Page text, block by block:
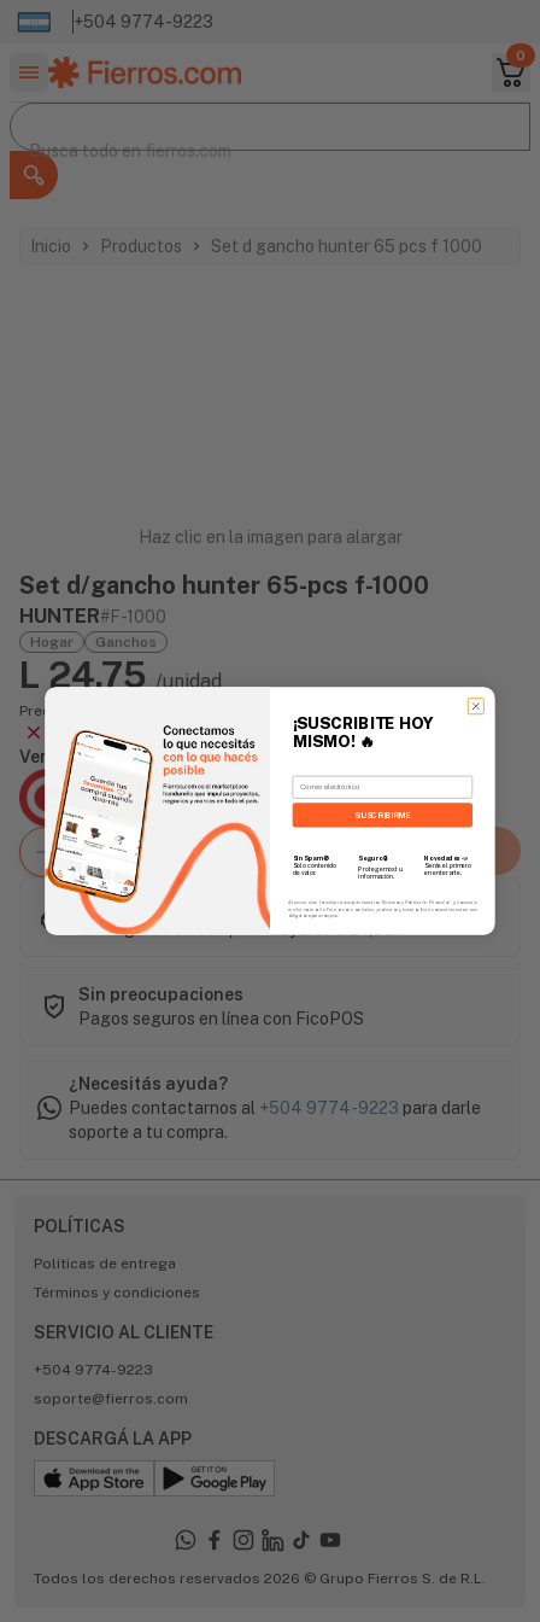
+504 9774-9223
0
Buscar productos
Busca todo en
Busca todo enfierros.com
Inicio Productos Set d gancho hunter 65 pcs f 1000
Haz clic en la imagen para alargar
Set d/gancho hunter 65-pcs f-1000
HUNTER#F-1000
Hogar Ganchos
L 24.75 /unidad
Precio incluye impuesto sobre ventas
Agotado
Vendido Por:
Agencia Global
2 días - Tiempo de Entrega Promedio
Agregar al carrito
Este artículo es popular
Envío gratis en compras mayores a L 1,500
Sin preocupaciones
Pagos seguros en línea con FicoPOS
¿Necesitás ayuda?
Puedes contactarnos al +504 9774-9223 para darle
soporte a tu compra.
POLÍTICAS
Políticas de entrega
Términos y condiciones
SERVICIO AL CLIENTE
+504 9774-9223
soporte@fierros.com
DESCARGÁ LA APP
Todos los derechos reservados 2026 © Grupo Fierros S. de R.L.
¡SUSCRIBITE HOY
MISMO! 🔥
Email
SUSCRIBIRME
Sin Spam 🚫
Solo contenido
de valor.
Seguro 🔒
Protegemos tu
información.
Novedades📣
Serás el primero
en enterarte.
Al enviar este formulario, aceptás nuestros Términos y Política de Privacidad, y consentís
recibir correos de Fierros con novedades, productos y eventos. Este consentimiento no es
obligatorio para comprar.